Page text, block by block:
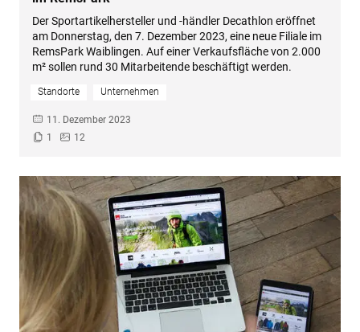
Der Sportartikelhersteller und -händler Decathlon eröffnet
am Donnerstag, den 7. Dezember 2023, eine neue Filiale im
RemsPark Waiblingen. Auf einer Verkaufsfläche von 2.000
m² sollen rund 30 Mitarbeitende beschäftigt werden.
Standorte Unternehmen
11. Dezember 2023
1
12